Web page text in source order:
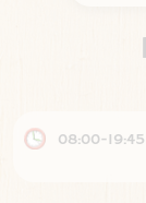
08:00-